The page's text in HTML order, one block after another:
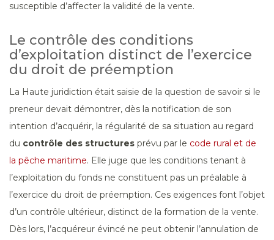
susceptible d’affecter la validité de la vente.
Le contrôle des conditions
d’exploitation distinct de l’exercice
du droit de préemption
La Haute juridiction était saisie de la question de savoir si le
preneur devait démontrer, dès la notification de son
intention d’acquérir, la régularité de sa situation au regard
du contrôle des structures prévu par le code rural et de
la pêche maritime. Elle juge que les conditions tenant à
l’exploitation du fonds ne constituent pas un préalable à
l’exercice du droit de préemption. Ces exigences font l’objet
d’un contrôle ultérieur, distinct de la formation de la vente.
Dès lors, l’acquéreur évincé ne peut obtenir l’annulation de